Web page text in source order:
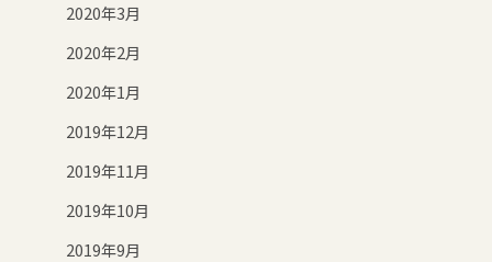
2020年3月
2020年2月
2020年1月
2019年12月
2019年11月
2019年10月
2019年9月